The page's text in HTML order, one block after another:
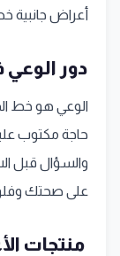
أعراض جانبية
دور
الوعي هو خط
حاجة مكتوب
والسؤال قبل
على صحتك
منتجات